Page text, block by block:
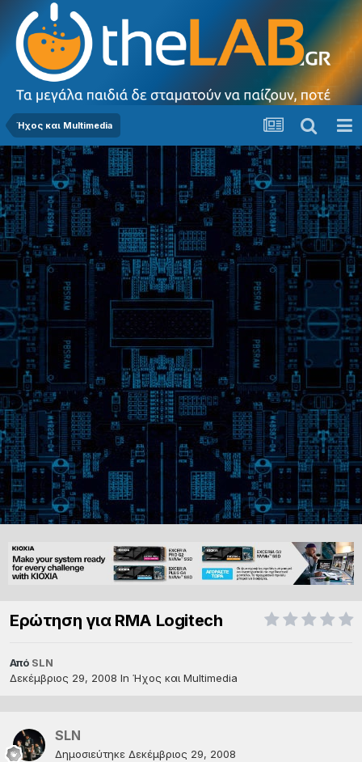
Ήχος και Multimedia
Ερώτηση για RMA Logitech
Από SLN
Δεκέμβριος 29, 2008 In Ήχος και Multimedia
SLN
Δημοσιεύτηκε Δεκέμβριος 29, 2008